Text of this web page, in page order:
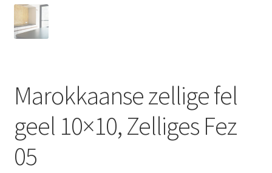
Marokkaanse zellige fel
geel 10×10, Zelliges Fez
05